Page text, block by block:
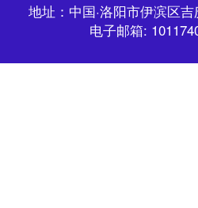
地址：中国·洛阳市伊滨区
电子邮箱: